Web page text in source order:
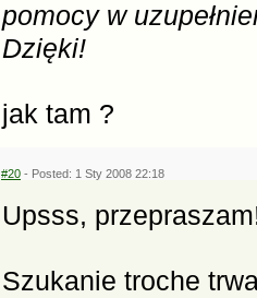
pomocy w
Dzięki!
jak tam ?
#20 - Posted: 1 Sty 2008 22:18
Upsss,
Szukanie troche